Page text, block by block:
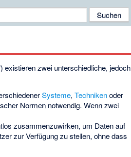
existieren zwei unterschiedliche, jedoch
Systeme, Technikenoder
Normen notwendig. Wenn zwei
zusammenzuwirken, um Daten auf
zur Verfügung zu stellen, ohne dass